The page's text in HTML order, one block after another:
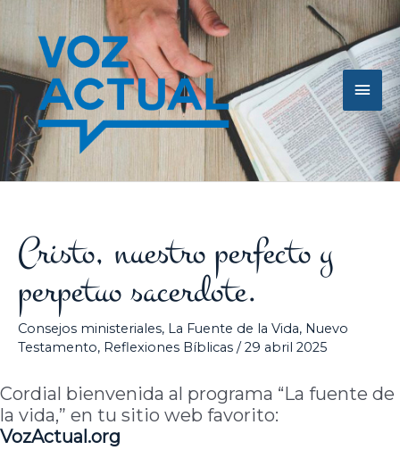
contenido
Cristo, nuestro perfecto y
perpetuo sacerdote.
Consejos ministeriales, La Fuente de la Vida, Nuevo
Testamento, Reflexiones Bíblicas /29 abril 2025
Cordial bienvenida al programa “La fuente de
la vida,” en tu sitio web favorito:
VozActual.org